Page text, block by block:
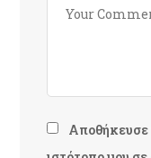
Αποθήκευσε